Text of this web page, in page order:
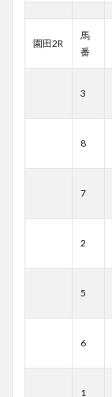
園田2R
馬
番
3
8
7
2
5
6
1